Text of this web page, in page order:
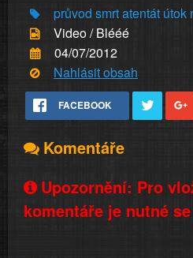
průvod smrtatentát útok
Video / Blééé
04/07/2012
Nahlásit obsah
FACEBOOK
Komentáře
Upozornění: Pro
komentáře je nutné